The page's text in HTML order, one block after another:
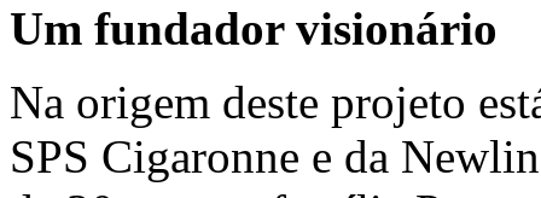
Um fundador visionário
Na origem deste projeto
SPS Cigaronne e da